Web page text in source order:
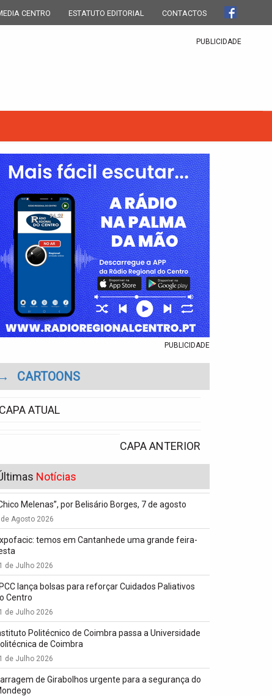
CENTRO ESTATUTO EDITORIAL CONTACTOS
PUBLICIDADE
PUBLICIDADE
→ CARTOONS
CAPA ATUAL
CAPA ANTERIOR
Notícias
Melenas”, por Belisário Borges, 7 de agosto
de Agosto 2026
temos em Cantanhede uma grande feira-
de Julho 2026
lança bolsas para reforçar Cuidados Paliativos
Centro
de Julho 2026
Politécnico de Coimbra passa a Universidade
de Coimbra
de Julho 2026
de Girabolhos urgente para a segurança do